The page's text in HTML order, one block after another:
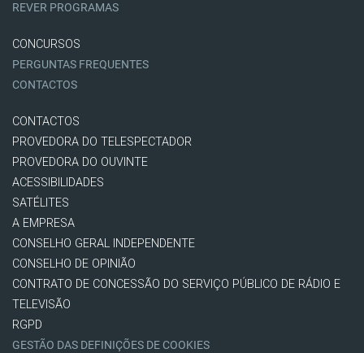
REVER PROGRAMAS
CONCURSOS
PERGUNTAS FREQUENTES
CONTACTOS
CONTACTOS
PROVEDORA DO TELESPECTADOR
PROVEDORA DO OUVINTE
ACESSIBILIDADES
SATÉLITES
A EMPRESA
CONSELHO GERAL INDEPENDENTE
CONSELHO DE OPINIÃO
CONTRATO DE CONCESSÃO DO SERVIÇO PÚBLICO DE RÁDIO E
TELEVISÃO
RGPD
GESTÃO DAS DEFINIÇÕES DE COOKIES